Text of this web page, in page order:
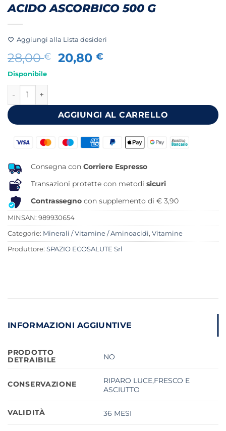
ACIDO ASCORBICO 500 G
Aggiungi alla Lista desideri
28,00€
Il
28,00 €.
20,80€
20,80 €.
Disponibile
ACIDO ASCORBICO 500 G quantità
AGGIUNGI AL CARRELLO
Consegna con Corriere Espresso
Transazioni protette con metodi sicuri
Contrassegno con supplemento di € 3,90
MINSAN: 989930654
Categorie: Minerali / Vitamine / Aminoacidi, Vitamine
Produttore: SPAZIO ECOSALUTE Srl
INFORMAZIONI AGGIUNTIVE
PRODOTTO
DETRAIBILE
NO
CONSERVAZIONE
RIPARO LUCE,FRESCO E
ASCIUTTO
VALIDITÀ 36 MESI